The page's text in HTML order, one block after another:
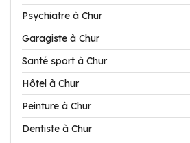
Psychiatre à Chur
Garagiste à Chur
Santé sport à Chur
Hôtel à Chur
Peinture à Chur
Dentiste à Chur